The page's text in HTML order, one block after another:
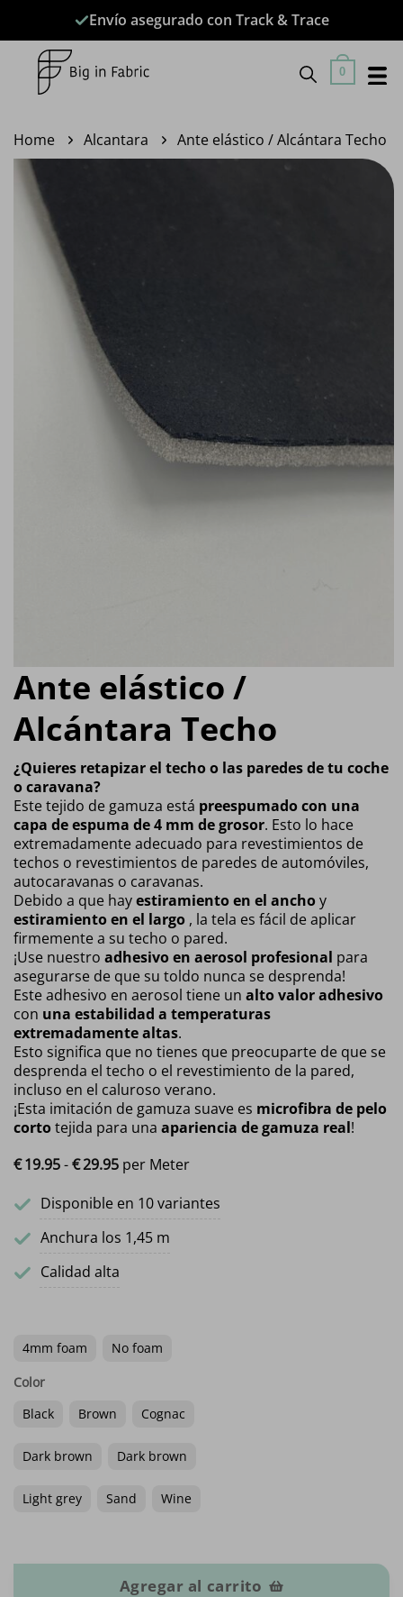
contenido
Envío asegurado con Track & Trace
0
Home Alcantara Ante elástico / Alcántara Techo
Ante elástico /
Alcántara Techo
¿Quieres retapizar el techo o las paredes de tu coche
o caravana?
Este tejido de gamuza está preespumado con una
capa de espuma de 4 mm de grosor. Esto lo hace
extremadamente adecuado para revestimientos de
techos o revestimientos de paredes de automóviles,
autocaravanas o caravanas.
Debido a que hayestiramiento en el anchoy
estiramiento en el largo , la tela es fácil de aplicar
firmemente a su techo o pared.
¡Use nuestro adhesivo en aerosol profesional para
asegurarse de que su toldo nunca se desprenda!
Este adhesivo en aerosol tiene un alto valor adhesivo
con una estabilidad a temperaturas
extremadamente altas.
Esto significa que no tienes que preocuparte de que se
desprenda el techo o el revestimiento de la pared,
incluso en el caluroso verano.
¡Esta imitación de gamuza suave es microfibra de pelo
cortotejida para una apariencia de gamuza real!
€19.95-€29.95 Rango de precios: desde €19.95 hasta
per Meter
Disponible en 10 variantes
Anchura los 1,45 m
Calidad alta
4mm foam
No foam
Color
Black
Brown Cognac
Dark brown Dark brown
Light grey Sand Wine
Agregar al carrito